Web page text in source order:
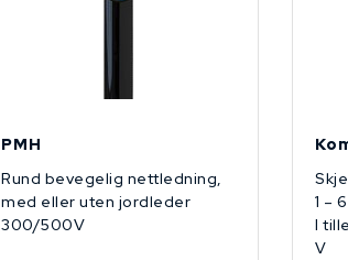
PMH
Rund bevegelig nettledning,
med eller uten jordleder
300/500V
1 –
I
V